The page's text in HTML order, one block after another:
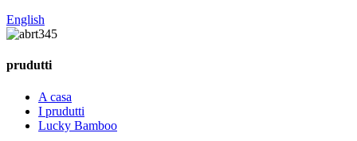
English
prudutti
A casa
I prudutti
Lucky Bamboo